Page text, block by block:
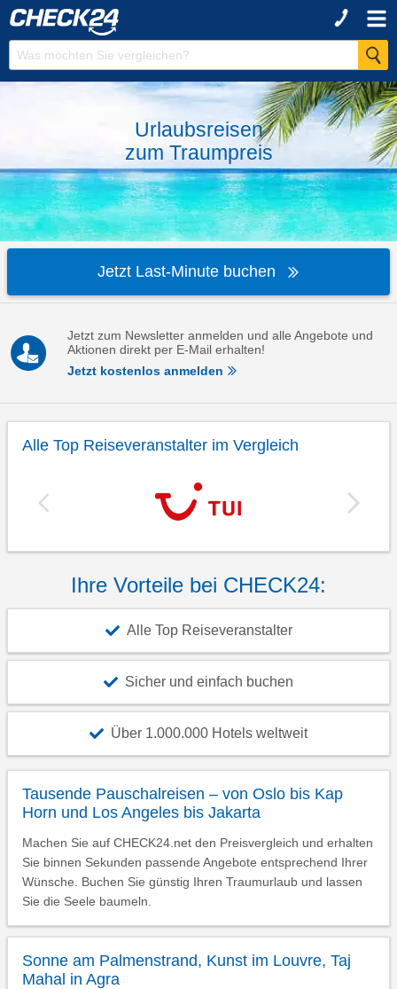
Urlaubsreisen
zum Traumpreis
Jetzt Last-Minute buchen
Jetzt zum Newsletter anmelden und alle Angebote und
Aktionen direkt per E-Mail erhalten!
Jetzt kostenlos anmelden
Alle Top Reiseveranstalter im Vergleich
Ihre Vorteile bei CHECK24:
Alle Top Reiseveranstalter
Sicher und einfach buchen
Über 1.000.000 Hotels weltweit
Tausende Pauschalreisen – von Oslo bis Kap
Horn und Los Angeles bis Jakarta
Machen Sie auf CHECK24.net den Preisvergleich und erhalten
Sie binnen Sekunden passende Angebote entsprechend Ihrer
Wünsche. Buchen Sie günstig Ihren Traumurlaub und lassen
Sie die Seele baumeln.
Sonne am Palmenstrand, Kunst im Louvre, Taj
Mahal in Agra